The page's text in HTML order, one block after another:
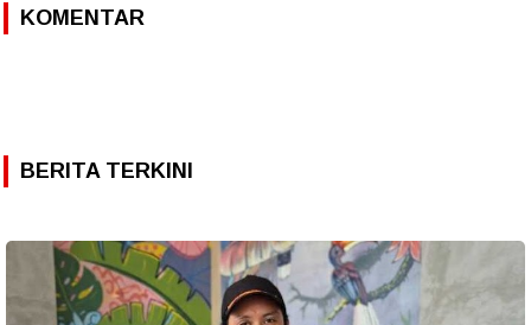
KOMENTAR
BERITA TERKINI